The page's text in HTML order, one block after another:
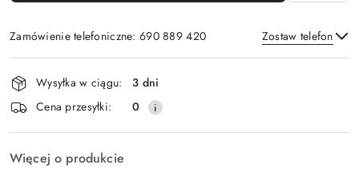
Zamówienie telefoniczne: 690 889 420 Zostaw telefon
Wyślij
Dostępność
i
dostawa
Wysyłka w ciągu:
3 dni
Cena przesyłki:
0
Więcej o produkcie